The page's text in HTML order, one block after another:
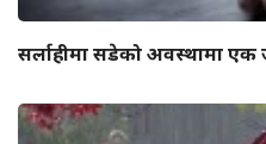
सर्लाहीमा सडेको अवस्थामा